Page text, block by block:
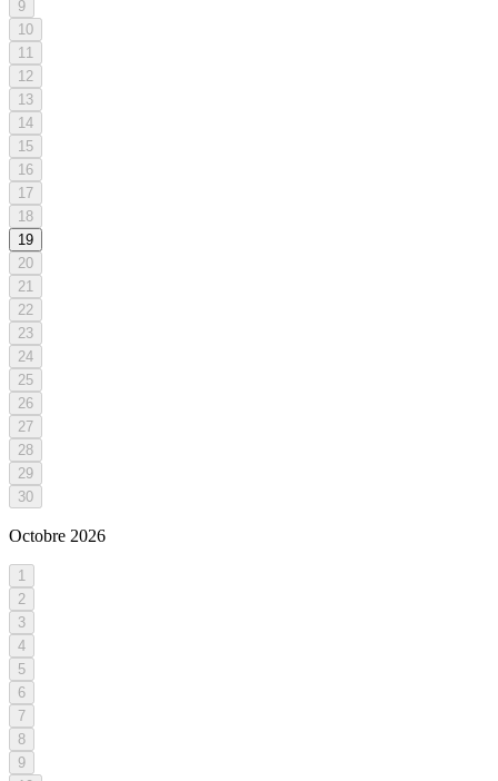
9
10
11
12
13
14
15
16
17
18
19
20
21
22
23
24
25
26
27
28
29
30
Octobre 2026
1
2
3
4
5
6
7
8
9